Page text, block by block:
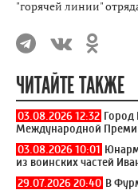
"горячей линии"
ЧИТАЙТЕ ТАКЖЕ
03.08.2026 12:32 Город
Международной
03.08.2026 10:01
из воинских частей
29.07.2026 20:40 В